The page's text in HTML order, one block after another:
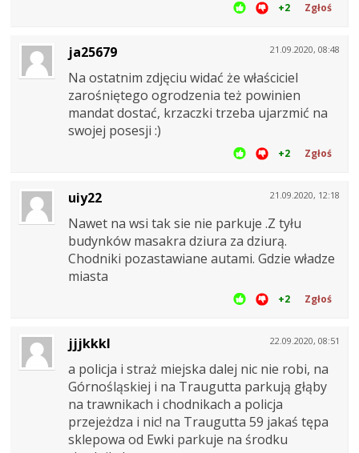
+2 Zgłoś
21.09.2020, 08:48
ja25679
Na ostatnim zdjęciu widać że właściciel
zarośniętego ogrodzenia też powinien
mandat dostać, krzaczki trzeba ujarzmić na
swojej posesji :)
+2 Zgłoś
21.09.2020, 12:18
uiy22
Nawet na wsi tak sie nie parkuje .Z tyłu
budynków masakra dziura za dziurą.
Chodniki pozastawiane autami. Gdzie władze
miasta
+2 Zgłoś
22.09.2020, 08:51
jjjkkkl
a policja i straż miejska dalej nic nie robi, na
Górnośląskiej i na Traugutta parkują głąby
na trawnikach i chodnikach a policja
przejeżdza i nic! na Traugutta 59 jakaś tępa
sklepowa od Ewki parkuje na środku